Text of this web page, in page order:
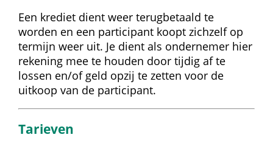
Een krediet dient weer terugbetaald te
worden en een participant koopt zichzelf op
termijn weer uit. Je dient als ondernemer hier
rekening mee te houden door tijdig af te
lossen en/of geld opzij te zetten voor de
uitkoop van de participant.
Tarieven